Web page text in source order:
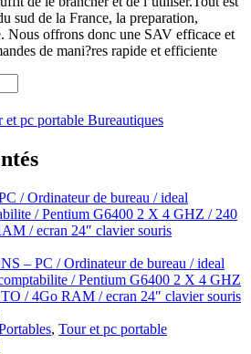
sud de la France, la preparation,
Nous offrons donc une SAV efficace et
de mani?res rapide et efficiente
et pc portable Bureautiques
, Tour et pc portable